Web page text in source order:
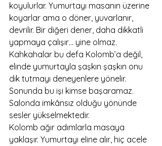
koyulurlar. Yumurtayı masanın üzerine
koyarlar ama o döner, yuvarlanır,
devrilir. Bir diğeri dener, daha dikkatli
yapmaya çalışır… yine olmaz.
Kahkahalar bu defa Kolomb’a değil,
elinde yumurtayla şaşkın şaşkın onu
dik tutmayı deneyenlere yönelir.
Sonunda bu işi kimse başaramaz.
Salonda imkânsız olduğu yönünde
sesler yükselmektedir.
Kolomb ağır adımlarla masaya
yaklaşır. Yumurtayı eline alır, hiç acele